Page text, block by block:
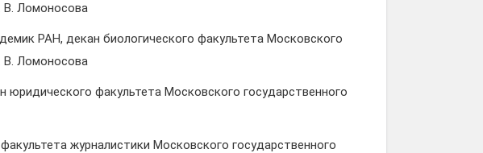
В. Ломоносова
РАН, декан биологического факультета Московского
В. Ломоносова
юридического факультета Московского государственного
журналистики Московского государственного